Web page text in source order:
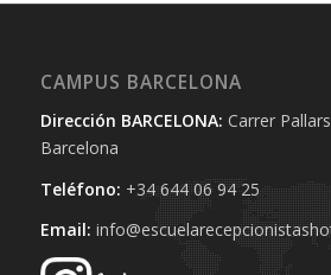
CAMPUS BARCELONA
Dirección BARCELONA: Carrer
Barcelona
Teléfono: +34 644 06 94 25‬
Email: